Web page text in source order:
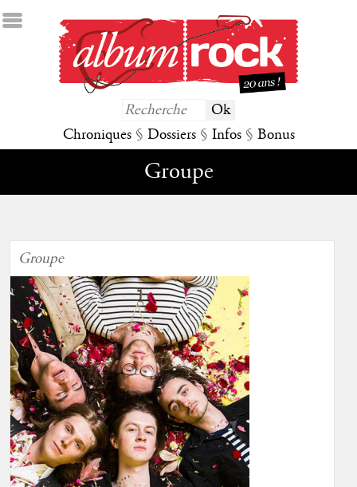
Chroniques § Dossiers § Infos § Bonus
Groupe
Groupe